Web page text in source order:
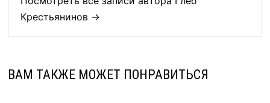
Крестьянинов →
ВАМ ТАКЖЕ МОЖЕТ ПОНРАВИТЬСЯ